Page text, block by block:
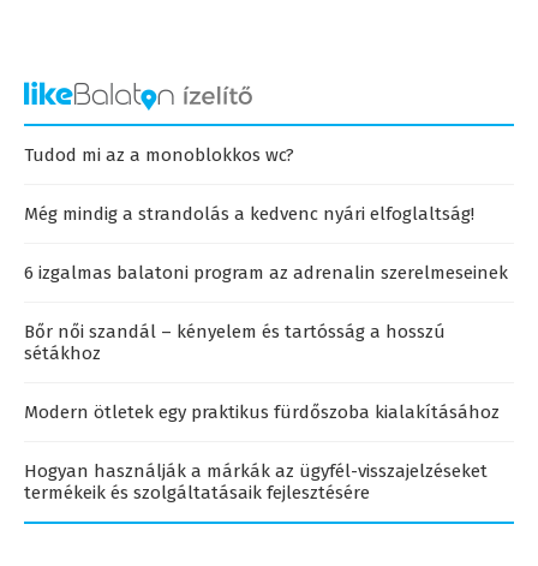
Tudod mi az a monoblokkos wc?
Még mindig a strandolás a kedvenc nyári elfoglaltság!
6 izgalmas balatoni program az adrenalin szerelmeseinek
Bőr női szandál – kényelem és tartósság a hosszú
sétákhoz
Modern ötletek egy praktikus fürdőszoba kialakításához
Hogyan használják a márkák az ügyfél-visszajelzéseket
termékeik és szolgáltatásaik fejlesztésére